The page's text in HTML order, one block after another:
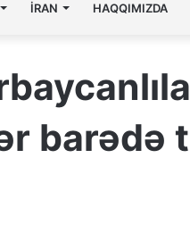
İRAN HAQQIMIZDA
barədə